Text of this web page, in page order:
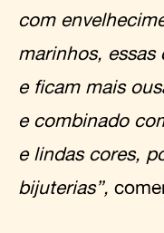
com
marinhos, essas
e ficam mais
e combinado
e lindas cores,
bijuterias”,